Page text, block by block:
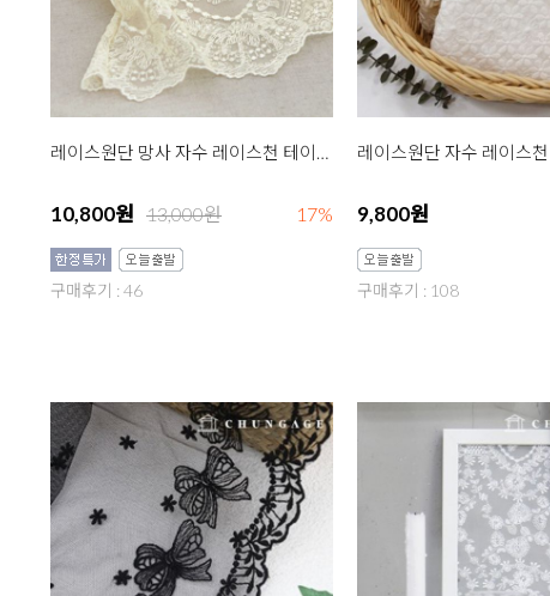
레이스원단 망사 자수 레이스천 테이블러너 R007 거울액자 크림
10,800원 13,000원 17%
구매후기 : 46
9,800원
구매후기 : 108